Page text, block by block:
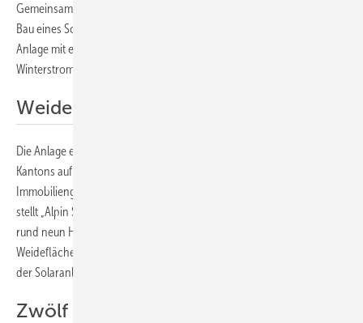
Gemeinsam mit dem lokalen Energieversorger EWS plant Axpo den
Bau eines Solarparks im Kanton Schwyz. Hoch in den Alpen solle die
Anlage mit einer Nennleistung von neun Megawatt zur
Winterstromversorgung in der Region beitragen.
Weidefläche bleibt erhalten
Die Anlage entsteht in der Gemeinde Oberiber im Zentrum des
Kantons auf dem Gelände, das der Genossame Schwyz, einer
Immobiliengenossenschaft mit Sitz in Ibach, gehört. Für die Anlage
stellt „Alpin Solar Ybrig“ stellt die Genossenschaft eine Fläche von
rund neun Hektar bereit. Dabei handelt es sich um eine bestehende
Weidefläche südliche von Oberiberg. Die Fläche soll nach dem Bau
der Solaranlage weiter alpwirtschaftlich nutzbar bleiben.
Zwölf Gigawattstunden